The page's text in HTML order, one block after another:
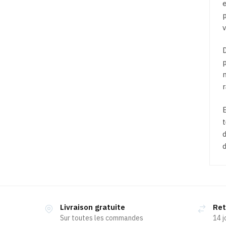
Livraison gratuite
Sur toutes les commandes
14